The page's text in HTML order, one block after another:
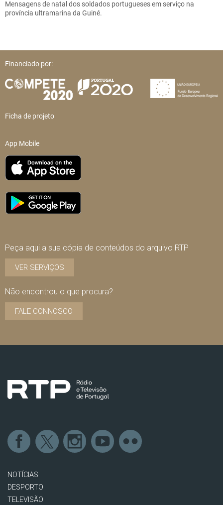
Mensagens de natal dos soldados portugueses em serviço na
província ultramarina da Guiné.
Financiado por:
Ficha de projeto
App Mobile
Peça aqui a sua cópia de conteúdos do arquivo RTP
VER SERVIÇOS
Não encontrou o que procura?
FALE CONNOSCO
NOTÍCIAS
DESPORTO
TELEVISÃO